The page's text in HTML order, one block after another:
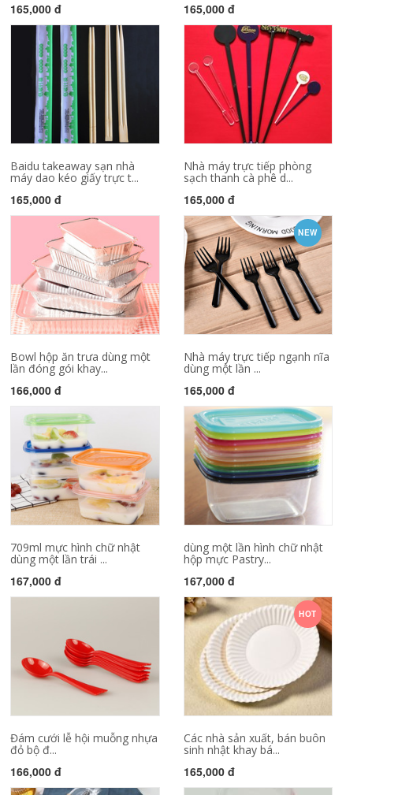
165,000 đ 165,000 đ
Baidu takeaway sạn nhà
máy dao kéo giấy trực t...
165,000 đ
Nhà máy trực tiếp phòng
sạch thanh cà phê d...
165,000 đ
Bowl hộp ăn trưa dùng một
lần đóng gói khay...
166,000 đ
NEW
Nhà máy trực tiếp ngạnh nĩa
dùng một lần ...
165,000 đ
709ml mực hình chữ nhật
dùng một lần trái ...
167,000 đ
dùng một lần hình chữ nhật
hộp mực Pastry...
167,000 đ
Đám cưới lễ hội muỗng nhựa
đỏ bộ đ...
166,000 đ
HOT
Các nhà sản xuất, bán buôn
sinh nhật khay bá...
165,000 đ